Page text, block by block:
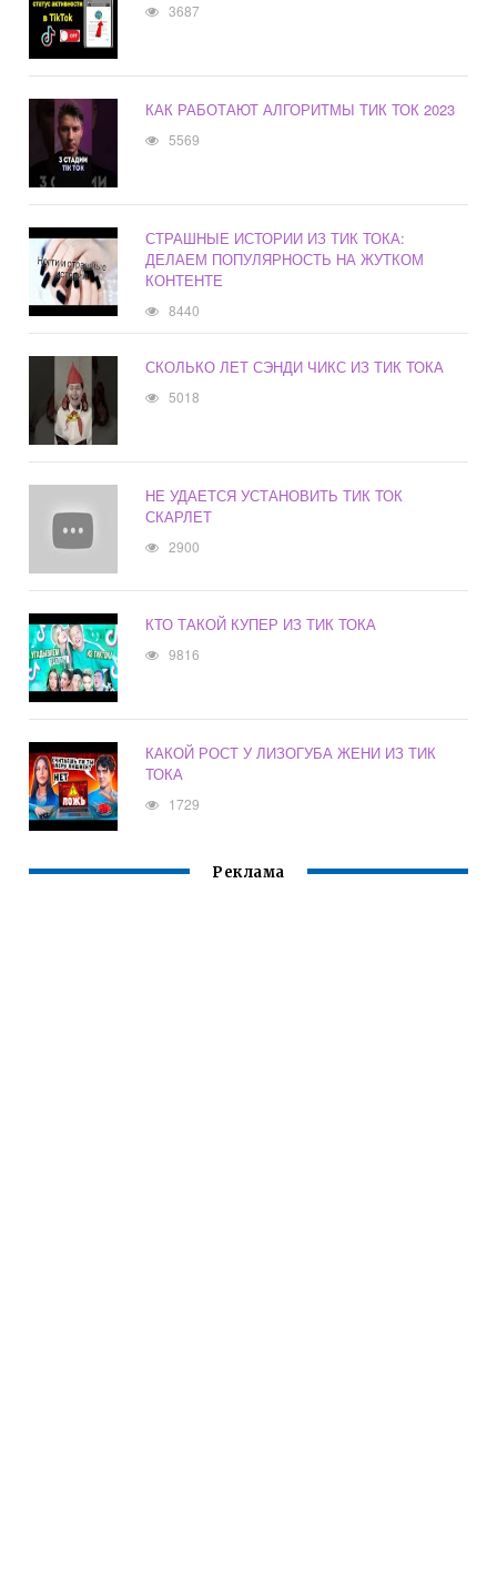
3687
КАК РАБОТАЮТ АЛГОРИТМЫ ТИК ТОК 2023
5569
СТРАШНЫЕ ИСТОРИИ ИЗ ТИК ТОКА:
ДЕЛАЕМ ПОПУЛЯРНОСТЬ НА ЖУТКОМ
КОНТЕНТЕ
8440
СКОЛЬКО ЛЕТ СЭНДИ ЧИКС ИЗ ТИК ТОКА
5018
НЕ УДАЕТСЯ УСТАНОВИТЬ ТИК ТОК
СКАРЛЕТ
2900
КТО ТАКОЙ КУПЕР ИЗ ТИК ТОКА
9816
КАКОЙ РОСТ У ЛИЗОГУБА ЖЕНИ ИЗ ТИК
ТОКА
1729
Реклама